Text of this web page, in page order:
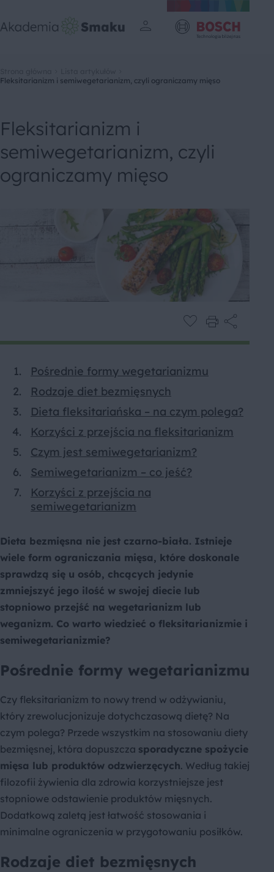
Fleksitarianizm i semiwegetarianizm, czyli ograniczamy mięso
Fleksitarianizm i
semiwegetarianizm, czyli
ograniczamy mięso
Pośrednie formy wegetarianizmu
Rodzaje diet bezmięsnych
Dieta fleksitariańska – na czym polega?
Korzyści z przejścia na fleksitarianizm
Czym jest semiwegetarianizm?
Semiwegetarianizm – co jeść?
Korzyści z przejścia na
semiwegetarianizm
Dieta bezmięsna nie jest czarno-biała. Istnieje
wiele form ograniczania mięsa, które doskonale
sprawdzą się u osób, chcących jedynie
zmniejszyć jego ilość w swojej diecie lub
stopniowo przejść na wegetarianizm lub
weganizm. Co warto wiedzieć o fleksitarianizmie i
semiwegetarianizmie?
Pośrednie formy wegetarianizmu
Czy fleksitarianizm to nowy trend w odżywianiu,
który zrewolucjonizuje dotychczasową dietę? Na
czym polega? Przede wszystkim na stosowaniu diety
bezmięsnej, która dopuszcza sporadyczne spożycie
mięsa lub produktów odzwierzęcych. Według takiej
filozofii żywienia dla zdrowia korzystniejsze jest
stopniowe odstawienie produktów mięsnych.
Dodatkową zaletą jest łatwość stosowania i
minimalne ograniczenia w przygotowaniu posiłków.
Rodzaje diet bezmięsnych